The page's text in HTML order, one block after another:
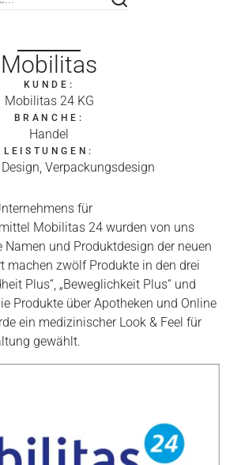
Mobilitas
KUNDE:
Mobilitas 24 KG
BRANCHE:
Handel
LEISTUNGEN:
Verpackungsdesign
für
Mobilitas 24 wurden von uns
Namen und Produktdesign der neuen
machen zwölf Produkte in den drei
Plus“, „Beweglichkeit Plus“ und
Produkte über Apotheken und Online
ein medizinischer Look & Feel für
gewählt.